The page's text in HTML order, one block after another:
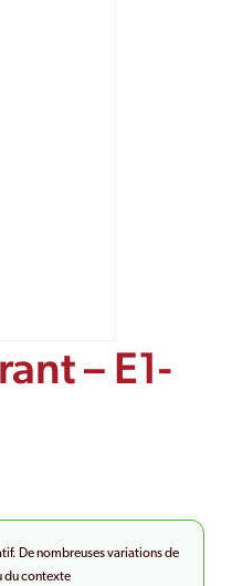
– E1-
De nombreuses variations de
du contexte